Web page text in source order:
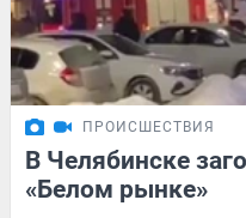
ПРОИСШЕСТВИЯ
В Челябинске
«Белом рынке»